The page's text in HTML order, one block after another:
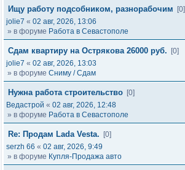
Ищу работу подсобником, разнорабочим
[0]
jolie7 « 02 авг, 2026, 13:06
» в форуме Работа в Севастополе
Сдам квартиру на Острякова 26000 руб.
[0]
jolie7 « 02 авг, 2026, 13:03
» в форуме Сниму / Сдам
Нужна работа строительство [0]
Ведастрой « 02 авг, 2026, 12:48
» в форуме Работа в Севастополе
Re: Продам Lada Vesta.
[0]
serzh 66 « 02 авг, 2026, 9:49
» в форуме Купля-Продажа авто